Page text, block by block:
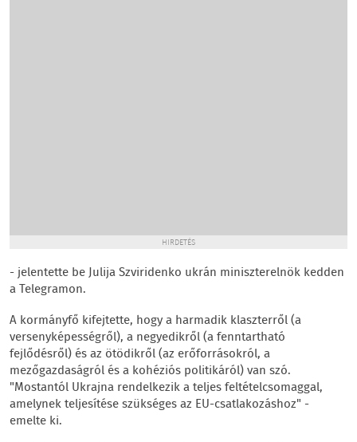
HIRDETÉS
- jelentette be Julija Szviridenko ukrán miniszterelnök kedden
a Telegramon.
A kormányfő kifejtette, hogy a harmadik klaszterről (a
versenyképességről), a negyedikről (a fenntartható
fejlődésről) és az ötödikről (az erőforrásokról, a
mezőgazdaságról és a kohéziós politikáról) van szó.
"Mostantól Ukrajna rendelkezik a teljes feltételcsomaggal,
amelynek teljesítése szükséges az EU-csatlakozáshoz" -
emelte ki.